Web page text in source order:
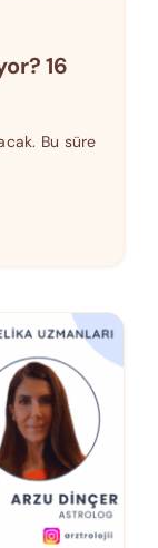
16
Bu süre